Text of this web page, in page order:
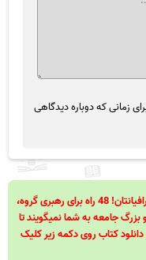
زمانی که دوباره دیدگاهی
48 قانون قدرت! 48 فرمول برای تسلط کامل بر اطرافیانتان! 48 راه برای رهبری گروه،
واقعی و بزرگ جامعه به شما نمیگویند تا
کتاب روی دکمه زیر کلیک